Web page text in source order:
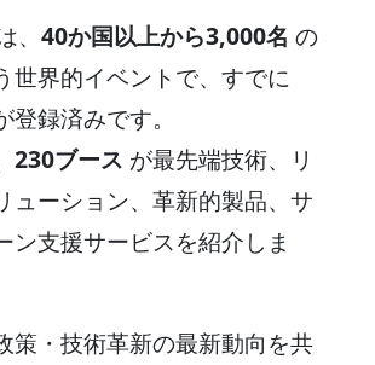
40か国以上から3,000名 の
世界的イベントで、すでに
登録済みです。
230ブース が最先端技術、リ
ューション、革新的製品、サ
ン支援サービスを紹介しま
策・技術革新の最新動向を共